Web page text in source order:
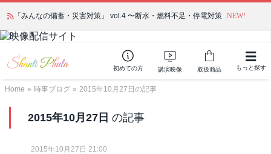
「みんなの備蓄・災害対策」 vol.4 〜断水・燃料不足・停電対策 NEW!
初めての方 講演映像 取扱商品 もっと探す
Home » 時事ブログ » 2015年10月27日の記事
2015年10月27日 の記事
2015年10月27日 21:00